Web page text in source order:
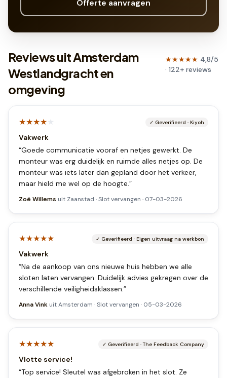
Offerte aanvragen
Reviews uit Amsterdam
Westlandgracht en
omgeving
★★★★★ 4,8/5
· 122+reviews
★★★★★ ✓ Geverifieerd · Kiyoh
Vakwerk
“Goede communicatie vooraf en netjes gewerkt. De
monteur was erg duidelijk en ruimde alles netjes op. De
monteur was iets later dan gepland door het verkeer,
maar hield me wel op de hoogte.”
Zoë Willems uit Zaanstad ·Slot vervangen · 07-03-2026
★★★★★ ✓ Geverifieerd · Eigen uitvraag na werkbon
Vakwerk
“Na de aankoop van ons nieuwe huis hebben we alle
sloten laten vervangen. Duidelijk advies gekregen over de
verschillende veiligheidsklassen.”
Anna Vink uitAmsterdam ·Slot vervangen · 05-03-2026
★★★★★ ✓ Geverifieerd ·The Feedback Company
Vlotte service!
“Top service! Sleutel was afgebroken in het slot. Ze